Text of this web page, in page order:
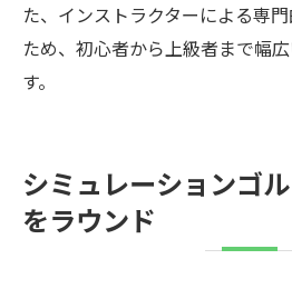
た、インストラクターによる専
ため、初心者から上級者まで幅
す。
シミュレーションゴ
をラウンド